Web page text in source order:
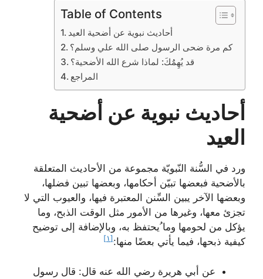
Table of Contents
أحاديث نبوية عن أضحية العيد
كم مرة ضحى الرسول صلى الله علي وسلم؟
قد يُهِمَُكَ: لماذا شرع الله الأضحية؟
المراجع
أحاديث نبوية عن أضحية
العيد
ورد في السُّنة النّبويّة مجموعة من الأحاديث المتعلقة
بالأضحية فبعضها تبيّن أحكامها، وبعضها تبين فضلها،
وبعضها الآخر يبين السِّنن المعتبرة فيها، والعيوب التي لا
تجزئ معها، وغيرها من الأمور مثل الوقت الذبح، وما
يؤكل من لحومها وما ُيحتفظ به، وبالإضافة إلى توضيح
كيفية ذبحها، فيما يأتي بعضًا منها: [١]
عن أبي هريرة رضي الله عنه قال: قال رسول